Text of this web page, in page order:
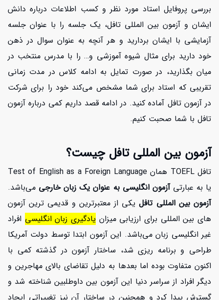
بررسی پروفایل استاد مورد نظر و کسب اطلاعات درباره دانش
ایشان و آزمون بین المللی تافل، یک جلسه را با عنوان جلسه
آزمایشی با ایشان بردارید و هر آنچه به عنوان سوال در ذهن
خود دارید برای مثال شیوه آموزشی و… را با مدرس منتخب در
میان بگذارید، در صورت تمایل به ادامه کلاس در مدت زمانی
تقریبی که استاد برای شما مشخص می‌کند خود را برای شرکت
در آزمون تافل آماده کنید. در ادامه قصد داریم کمی درباره آزمون
تافل با شما صحبت کنیم.
آزمون بین المللی تافل چیست؟
تافل TOEFL همان Test of English as a Foreign Language
یا به عبارتیآزمون انگلیسی به عنوان یک زبان خارجی می‌باشد.
آزمون بین المللی تافلیکی از معتبرترین و قدیمی ترین آزمون
های بین المللی برای ارزیابی میزان یادگیری زبان انگلیسی افراد
غیر انگلیسی زبان می‌باشد. این آزمون ابتدا توسط دولت آمریکا
طراحی و برنامه ریزی شد، ساختار آزمون در گذشته کمی با
اکنون متفاوت بوده اما بعدها به دلیل تقاضای بالای مهاجرین و
دیگر افراد از سراسر دنیا این آزمون بین داوطلبین شناخته شد و
گسترش پیدا کرد و همچنین در ساختار آن نیز تغییراتی ایجاد
افزایش اعتبار